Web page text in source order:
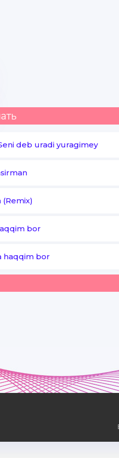
Na haqqim bor na huquqim bor
deb uradi yuragimey
bor
haqqim bor